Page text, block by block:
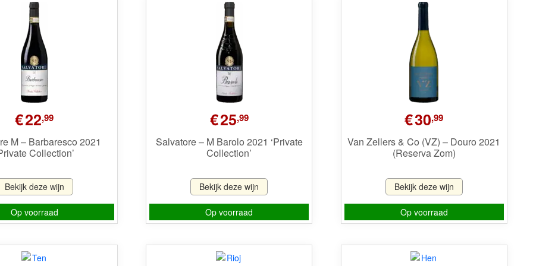
€22,99
M – Barbaresco 2021
Collection’
Bekijk deze wijn
Op voorraad
€25,99
Salvatore – M Barolo 2021 ‘Private
Collection’
Bekijk deze wijn
Op voorraad
€30,99
Van Zellers & Co (VZ) – Douro 2021
(Reserva Zom)
Bekijk deze wijn
Op voorraad